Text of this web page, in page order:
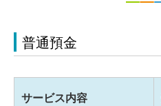
普通預金
サービス内容